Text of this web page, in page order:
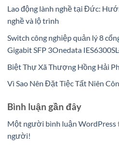
Lao động lành nghề tại Đức:
nghề và lộ trình
Switch công nghiệp quản lý 8
Gigabit SFP 3Onedata
Biệt Thự Xã Thượng Hồng Hải
Vì Sao Nên Đặt Tiệc Tất Niên
Bình luận gần đây
Một người bình luận WordPress
người!